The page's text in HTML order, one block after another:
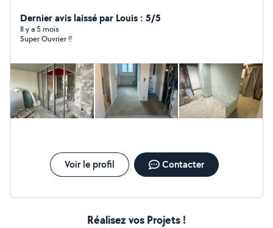
meilleure lettre de présentation est la qualité de mon
travail.
Dernier avis laissé par Louis : 5/5
Il y a 5 mois
Super Ouvrier !!
Voir le profil Contacter
Réalisez vos Projets !